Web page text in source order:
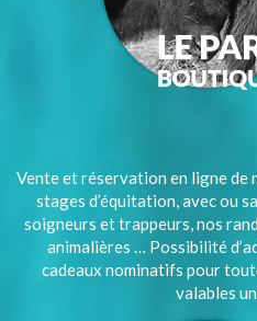
Vente et réservation en ligne de
stages d’équitation, avec ou
soigneurs et trappeurs, nos
animalières … Possibilité
cadeaux nominatifs pour
valables